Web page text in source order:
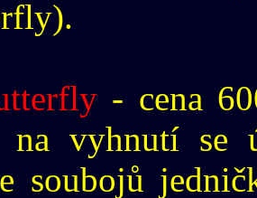
- cena
na vyhnutí se
soubojů